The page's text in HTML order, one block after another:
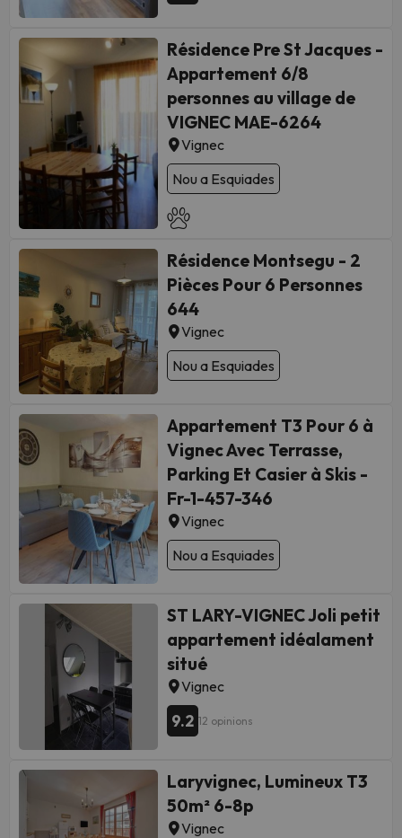
Résidence Pre St Jacques -
Appartement 6/8
personnes au village de
VIGNEC MAE-6264
Vignec
Nou a Esquiades
Résidence Montsegu - 2
Pièces Pour 6 Personnes
644
Vignec
Nou a Esquiades
Appartement T3 Pour 6 à
Vignec Avec Terrasse,
Parking Et Casier à Skis -
Fr-1-457-346
Vignec
Nou a Esquiades
ST LARY-VIGNEC Joli petit
appartement idéalament
situé
Vignec
9.2 12 opinions
Laryvignec, Lumineux T3
50m² 6-8p
Vignec